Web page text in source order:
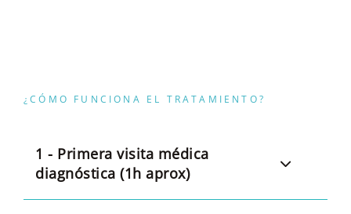
¿CÓMO FUNCIONA EL TRATAMIENTO?
1 - Primera visita médica
diagnóstica (1h aprox)